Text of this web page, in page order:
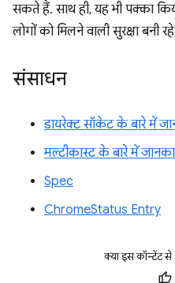
सकते हैं. साथ ही, यह भी पक्का
लोगों को मिलने वाली सुरक्षा बनी
संसाधन
डायरेक्ट सॉकेट के बारे में
मल्टीकास्ट के बारे में
Spec
ChromeStatus Entry
क्या इस कॉन्टेंट